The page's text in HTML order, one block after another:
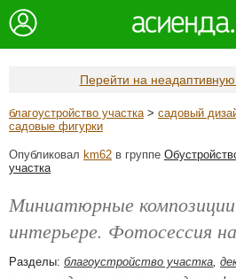
Перейти на
благоустройство участка> садовый
садовые фигурки
Опубликовал km62 в группе
участка
Миниатюрные
интерьере. Фотосессия
Разделы: благоустройство участка,